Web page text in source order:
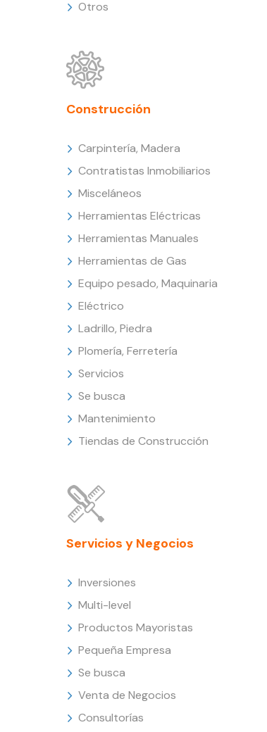
Otros
Construcción
Carpintería, Madera
Contratistas Inmobiliarios
Misceláneos
Herramientas Eléctricas
Herramientas Manuales
Herramientas de Gas
Equipo pesado, Maquinaria
Eléctrico
Ladrillo, Piedra
Plomería, Ferretería
Servicios
Se busca
Mantenimiento
Tiendas de Construcción
Servicios y Negocios
Inversiones
Multi-level
Productos Mayoristas
Pequeña Empresa
Se busca
Venta de Negocios
Consultorías